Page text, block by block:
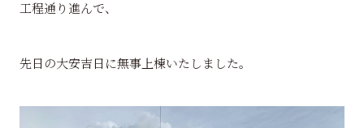
工程通り進んで、
先日の大安吉日に無事上棟いたしました。